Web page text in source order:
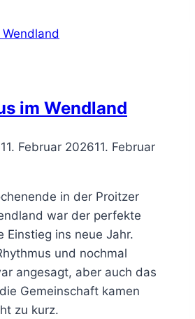
im Wendland
11. Februar 202611. Februar
in der Proitzer
war der perfekte
Einstieg ins neue Jahr.
und nochmal
angesagt, aber auch das
Gemeinschaft kamen
zu kurz.